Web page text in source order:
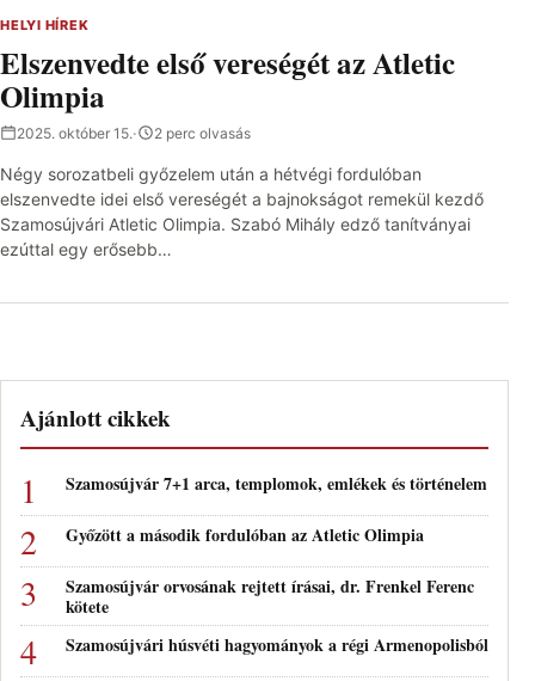
HELYI HÍREK
Elszenvedte első vereségét az Atletic
Olimpia
2025. október 15.· 2 perc olvasás
Négy sorozatbeli győzelem után a hétvégi fordulóban
elszenvedte idei első vereségét a bajnokságot remekül kezdő
Szamosújvári Atletic Olimpia. Szabó Mihály edző tanítványai
ezúttal egy erősebb…
Ajánlott cikkek
Szamosújvár 7+1 arca, templomok, emlékek és történelem
Győzött a második fordulóban az Atletic Olimpia
Szamosújvár orvosának rejtett írásai, dr. Frenkel Ferenc
kötete
Szamosújvári húsvéti hagyományok a régi Armenopolisból